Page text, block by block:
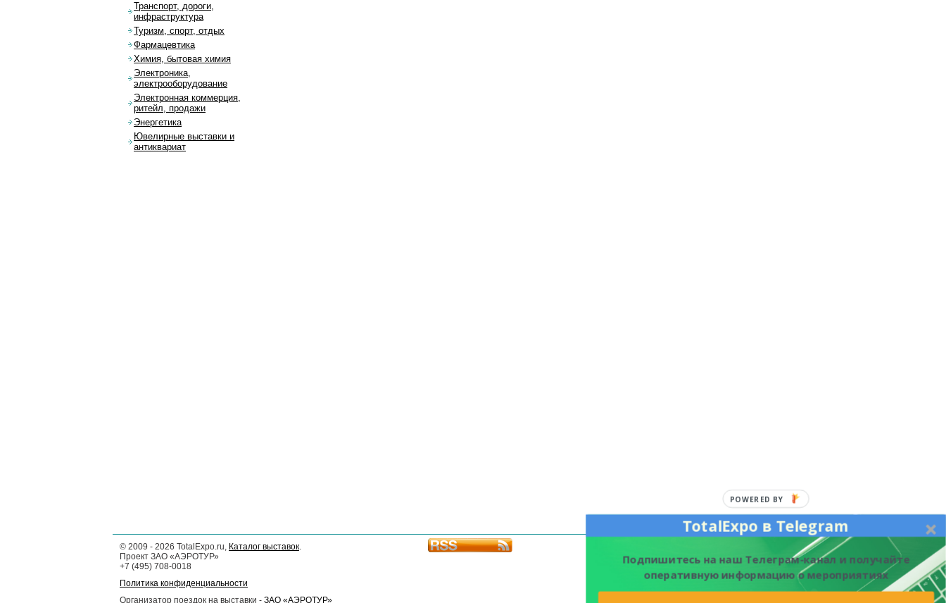
Транспорт, дороги,
инфраструктура
Туризм, спорт, отдых
Фармацевтика
Химия, бытовая химия
Электроника,
электрооборудование
Электронная коммерция,
ритейл, продажи
Энергетика
Ювелирные выставки и
антиквариат
© 2009 - 2026 TotalExpo.ru, Каталог выставок.
Проект ЗАО «АЭРОТУР»
+7 (495) 708-0018
Политика конфиденциальности
Организатор поездок на выставки - ЗАО «АЭРОТУР»
TotalExpo в Telegram
Подпишитесь на наш Телеграм-канал и получайте
оперативную информацию о мероприятиях
POWERED BY